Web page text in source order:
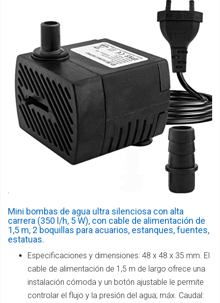
Mini bombas de agua ultra silenciosa con alta
carrera (350 l/h, 5 W), con cable de alimentación de
1,5 m, 2 boquillas para acuarios, estanques, fuentes,
estatuas.
Especificaciones y dimensiones: 48 x 48 x 35 mm. El
cable de alimentación de 1,5 m de largo ofrece una
instalación cómoda y un botón ajustable le permite
controlar el flujo y la presión del agua; máx. Caudal: